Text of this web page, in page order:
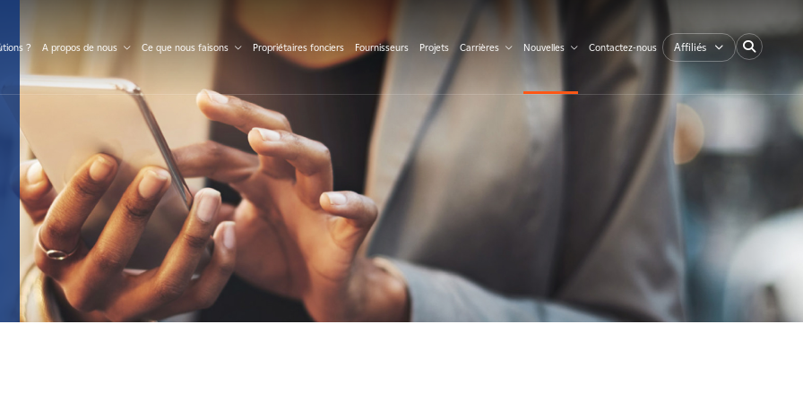
? A propos de nous Ce que nous faisons Propriétaires fonciers Fournisseurs Projets Carrières Nouvelles Contactez-nous Affiliés